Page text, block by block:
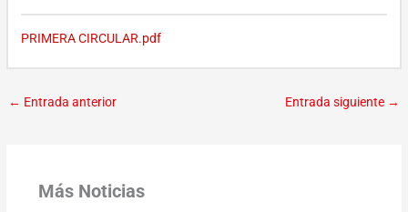
PRIMERA CIRCULAR.pdf
← Entrada anterior Entrada siguiente →
Más Noticias